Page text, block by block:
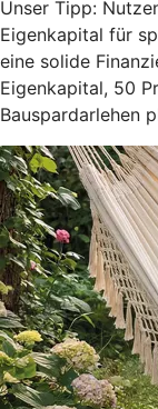
Unser Tipp:
Eigenkapital für
eine solide
Eigenkapital, 50
Bauspardarlehen